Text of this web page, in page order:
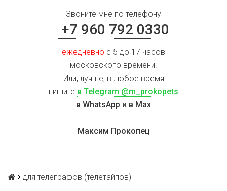
Звоните мне по телефону
+7 960 792 0330
ежедневно с 5 до 17 часов
московского времени.
Или, лучше, в любое время
пишите в Telegram @m_prokopets
в WhatsApp и в Max
Максим Прокопец
для телеграфов (телетайпов)